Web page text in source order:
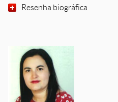
Resenha biográfica